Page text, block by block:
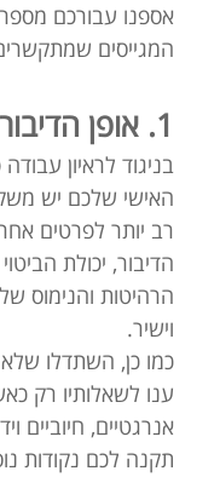
אספנו עבורכם
המגייסים
1. אופן הדיבור וההתנסחות
בניגוד לראיון
האישי שלכם יש
רב יותר לפרטים
הדיבור, יכולת
הרהיטות והנימוס
וישיר.
כמו כן, השתדלו שלא
ענו לשאלותיו רק
אנרגטיים, חיוביים
תקנה לכם נקודות